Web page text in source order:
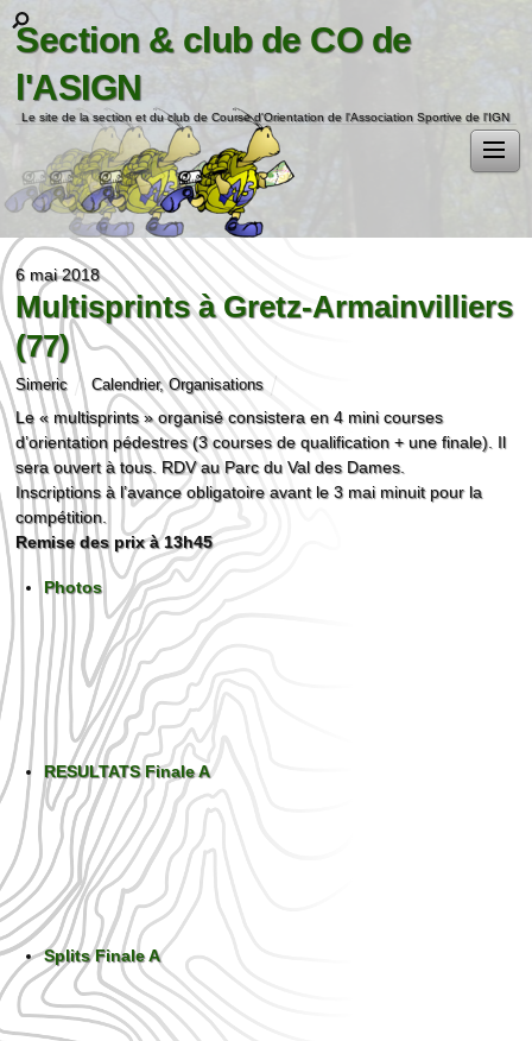
Section & club de CO de
l'ASIGN
Le site de la section et du club de Course d'Orientation de l'Association Sportive de l'IGN
6 mai 2018
Multisprints à Gretz-Armainvilliers
(77)
Simeric Calendrier,Organisations
Le « multisprints » organisé consistera en 4 mini courses
d’orientation pédestres (3 courses de qualification + une finale). Il
sera ouvert à tous. RDV au Parc du Val des Dames.
Inscriptions à l’avance obligatoire avant le 3 mai minuit pour la
compétition.
Remise des prix à 13h45
Photos
RESULTATS Finale A
Splits Finale A